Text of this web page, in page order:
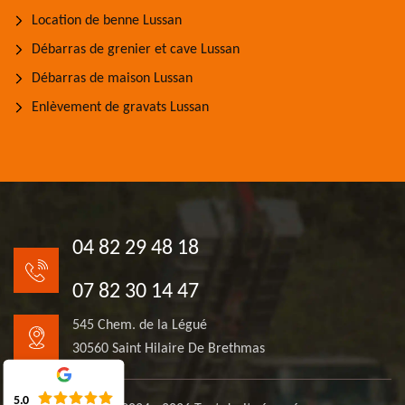
Location de benne Lussan
Débarras de grenier et cave Lussan
Débarras de maison Lussan
Enlèvement de gravats Lussan
04 82 29 48 18
07 82 30 14 47
545 Chem. de la Légué
30560 Saint Hilaire De Brethmas
5.0